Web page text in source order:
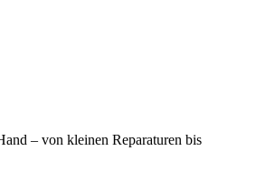
– von kleinen Reparaturen bis